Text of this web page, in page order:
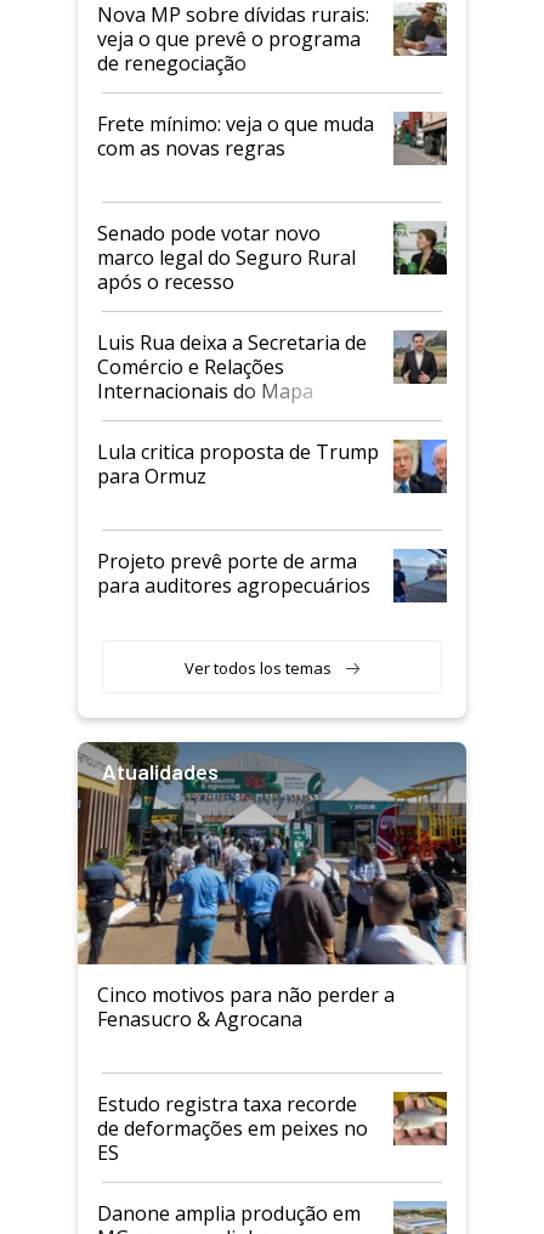
Nova MP sobre dívidas rurais:
veja o que prevê o programa
de renegociação
Frete mínimo: veja o que muda
com as novas regras
Senado pode votar novo
marco legal do Seguro Rural
após o recesso
Luis Rua deixa a Secretaria de
Comércio e Relações
Internacionais do Mapa
Lula critica proposta de Trump
para Ormuz
Projeto prevê porte de arma
para auditores agropecuários
Ver todos los temas
Atualidades
Cinco motivos para não perder a
Fenasucro & Agrocana
Estudo registra taxa recorde
de deformações em peixes no
ES
Danone amplia produção em